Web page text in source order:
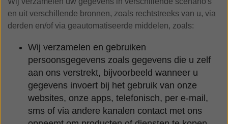
en uit verschillende bronnen, zoals rechtstreeks van u, via
derden en/of via geautomatiseerde middelen, zoals:
Wij verzamelen en gebruiken
persoonsgegevens zoals gegevens die u zelf
aan ons verstrekt, bijvoorbeeld wanneer u
gegevens invoert bij het gebruik van onze
websites, onze apps, telefonisch, per e-mail,
sms of via andere kanalen contact met ons